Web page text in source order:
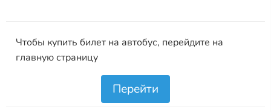
Чтобы купить билет на автобус, перейдите на
главную страницу
Перейти